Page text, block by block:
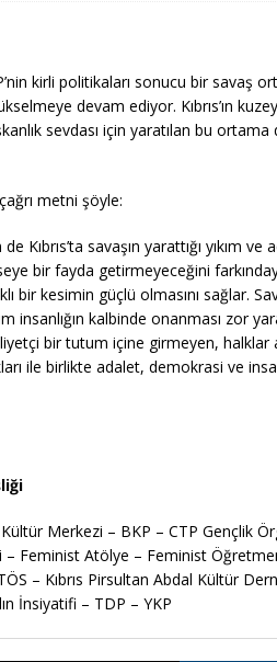
kirli politikaları sonucu bir savaş
devam ediyor. Kıbrıs’ın
sevdası için yaratılan bu
metni şöyle:
Kıbrıs’ta savaşın yarattığı yıkım ve
bir fayda getirmeyeceğini
bir kesimin güçlü olmasını sağlar.
insanlığın kalbinde onanması zor
bir tutum içine girmeyen, halklar
ile birlikte adalet, demokrasi ve
Kültür Merkezi – BKP – CTP Gençlik
Feminist Atölye – Feminist
– Kıbrıs Pirsultan Abdal Kültür
İnsiyatifi – TDP – YKP